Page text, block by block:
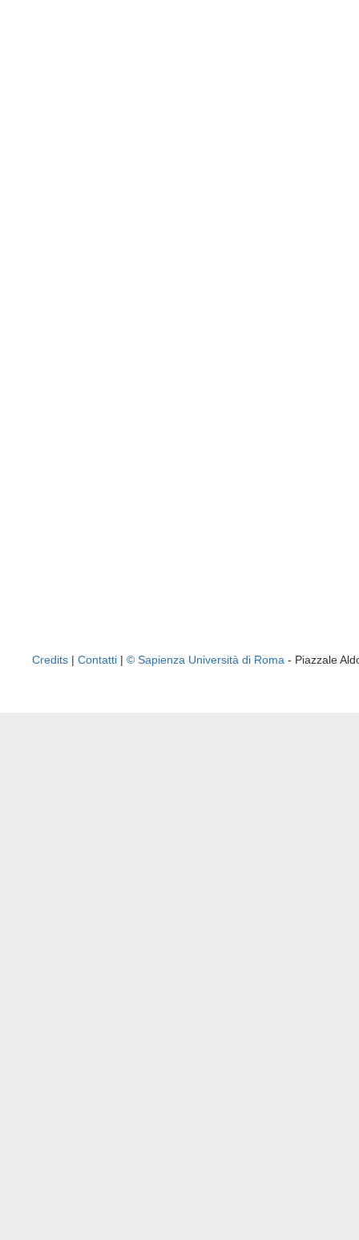
Credits | Contatti | © Sapienza Università di Roma - Piazzale